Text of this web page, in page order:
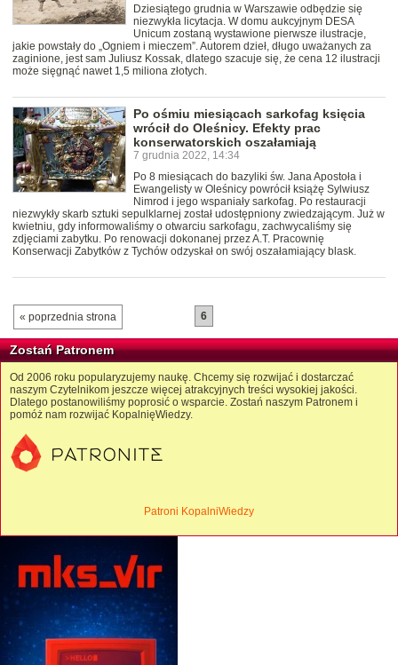
Dziesiątego grudnia w Warszawie odbędzie się
niezwykła licytacja. W domu aukcyjnym DESA
Unicum zostaną wystawione pierwsze ilustracje,
jakie powstały do „Ogniem i mieczem”. Autorem dzieł, długo uważanych za
zaginione, jest sam Juliusz Kossak, dlatego szacuje się, że cena 12 ilustracji
może sięgnąć nawet 1,5 miliona złotych.
Po ośmiu miesiącach sarkofag księcia
wrócił do Oleśnicy. Efekty prac
konserwatorskich oszałamiają
7 grudnia 2022, 14:34
Po 8 miesiącach do bazyliki św. Jana Apostoła i
Ewangelisty w Oleśnicy powrócił książę Sylwiusz
Nimrod i jego wspaniały sarkofag. Po restauracji
niezwykły skarb sztuki sepulklarnej został udostępniony zwiedzającym. Już w
kwietniu, gdy informowaliśmy o otwarciu sarkofagu, zachwycaliśmy się
zdjęciami zabytku. Po renowacji dokonanej przez A.T. Pracownię
Konserwacji Zabytków z Tychów odzyskał on swój oszałamiający blask.
« poprzednia strona 6
Zostań Patronem
Od 2006 roku popularyzujemy naukę. Chcemy się rozwijać i dostarczać
naszym Czytelnikom jeszcze więcej atrakcyjnych treści wysokiej jakości.
Dlatego postanowiliśmy poprosić o wsparcie. Zostań naszym Patronem i
pomóż nam rozwijać KopalnięWiedzy.
Patroni KopalniWiedzy